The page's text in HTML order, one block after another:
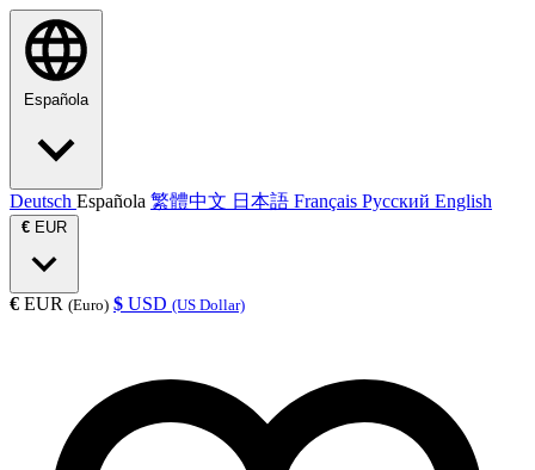
Española
Deutsch Española 繁體中文 日本語 Français Русский English
€ EUR
€ EUR (Euro) $ USD (US Dollar)